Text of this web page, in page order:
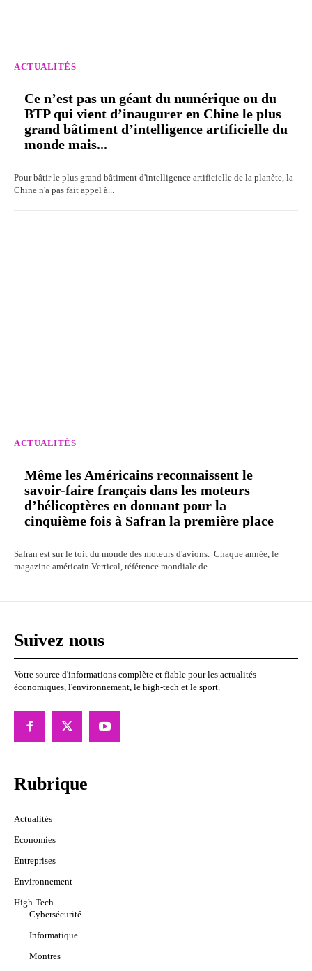
ACTUALITÉS
Ce n’est pas un géant du numérique ou du
BTP qui vient d’inaugurer en Chine le plus
grand bâtiment d’intelligence artificielle du
monde mais...
Pour bâtir le plus grand bâtiment d'intelligence artificielle de la planète, la
Chine n'a pas fait appel à...
ACTUALITÉS
Même les Américains reconnaissent le
savoir-faire français dans les moteurs
d’hélicoptères en donnant pour la
cinquième fois à Safran la première place
Safran est sur le toit du monde des moteurs d'avions. Chaque année, le
magazine américain Vertical, référence mondiale de...
Suivez nous
Votre source d'informations complète et fiable pour les actualités
économiques, l'environnement, le high-tech et le sport.
Rubrique
Actualités
Economies
Entreprises
Environnement
High-Tech
Cybersécurité
Informatique
Montres